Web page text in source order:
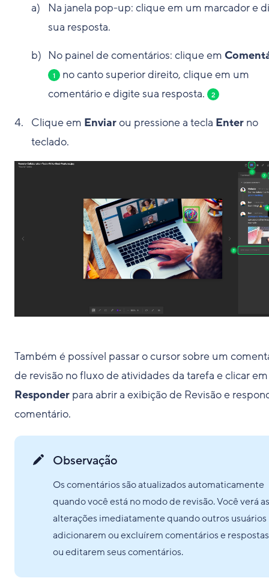
Na janela pop-up: clique em um marcador e
sua resposta.
No painel de comentários: clique em
1
no canto superior direito, clique em um
comentário e digite sua resposta.
2
Clique em Enviarou pressione a tecla Enter no
teclado.
Também é possível passar o cursor sobre um
de revisão no fluxo de atividades da tarefa e clicar em
Responder para abrir a exibição de Revisão e
comentário.
Observação
Os comentários são atualizados automaticamente
quando você está no modo de revisão. Você verá as
alterações imediatamente quando outros usuários
adicionarem ou excluírem comentários e respostas
ou editarem seus comentários.